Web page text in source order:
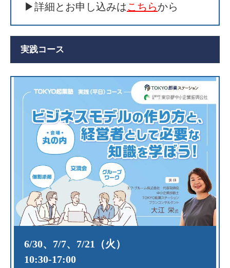
▶詳細とお申し込みはこちらから
実践コース
6/30、7/7、7/21（火）
10:30‐17:00